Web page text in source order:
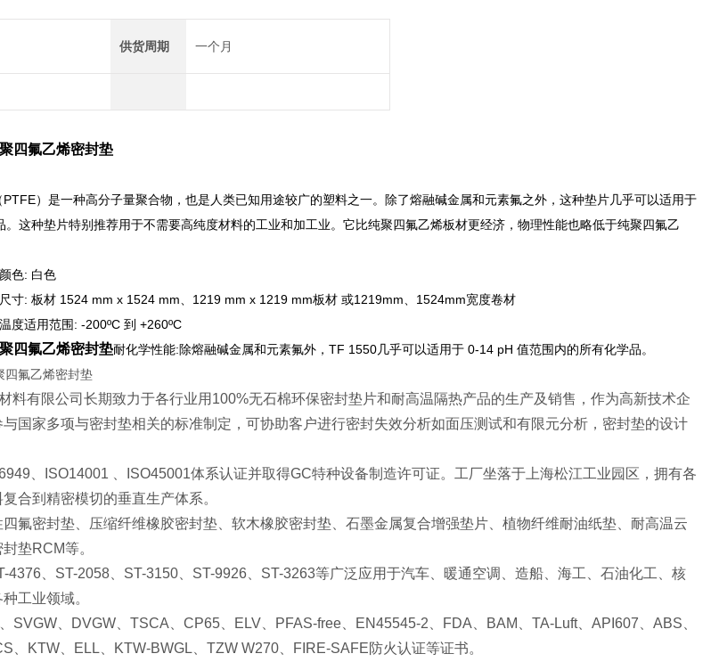
供货周期 一个月
四氟乙烯密封垫
）是一种高分子量聚合物，也是人类已知用途较广的塑料之一。除了熔融碱金属和元素氟之外，这种垫片几乎可以适用于
这种垫片特别推荐用于不需要高纯度材料的工业和加工业。它比纯聚四氟乙烯板材更经济，物理性能也略低于纯聚四氟乙
色: 白色
寸: 板材 1524 mm x 1524 mm、1219 mm x 1219 mm板材 或1219mm、1524mm宽度卷材
度适用范围: -200ºC 到 +260ºC
四氟乙烯密封垫耐化学性能:除熔融碱金属和元素氟外，TF 1550几乎可以适用于 0-14 pH 值范围内的所有化学品。
料有限公司长期致力于各行业用 100%无石棉环保密封垫片和耐高温隔热产品的生产及销售，作为高新技术企
国家多项与密封垫相关的标准制定，可协助客户进行密封失效分析如面压测试和有限元分析，密封垫的设计
ISO14001 ISO45001体系认证并取得GC特种设备制造许可证。工厂坐落于上海松江工业园区，拥有各
合到精密模切的垂直生产体系。
氟密封垫、压缩纤维橡胶密封垫、软木橡胶密封垫、石墨金属复合增强垫片、植物纤维耐油纸垫、耐高温云
封垫RCM等。
4376 ST-2058 ST-3150 ST-9926 ST-3263等广泛应用于汽车、暖通空调、造船、海工、石油化工、核
工业领域。
SVGW DVGW 、TSCA 、CP65 ELV PFAS-free EN45545-2 FDA BAM 、TA-Luft、API607 、ABS
KTW ELL KTW-BWGL 、TZW W270 FIRE-SAFE防火认证等证书。